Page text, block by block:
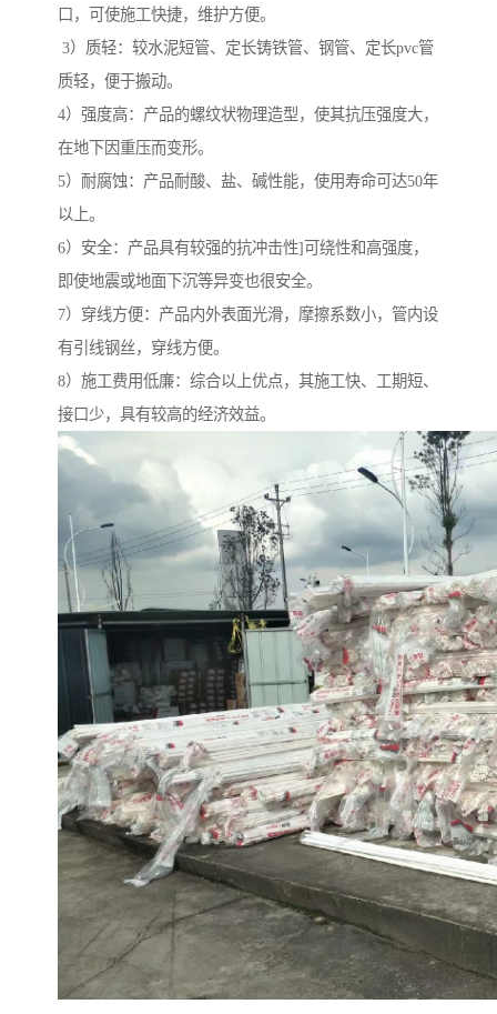
口，可使施工快捷，维护方便。
3）质轻：较水泥短管、定长铸铁管、钢管、定长pvc管
质轻，便于搬动。
4）强度高：产品的螺纹状物理造型，使其抗压强度大，
在地下因重压而变形。
5）耐腐蚀：产品耐酸、盐、碱性能，使用寿命可达50年
以上。
6）安全：产品具有较强的抗冲击性]可绕性和高强度，
即使地震或地面下沉等异变也很安全。
7）穿线方便：产品内外表面光滑，摩擦系数小，管内设
有引线钢丝，穿线方便。
8）施工费用低廉：综合以上优点，其施工快、工期短、
接口少，具有较高的经济效益。